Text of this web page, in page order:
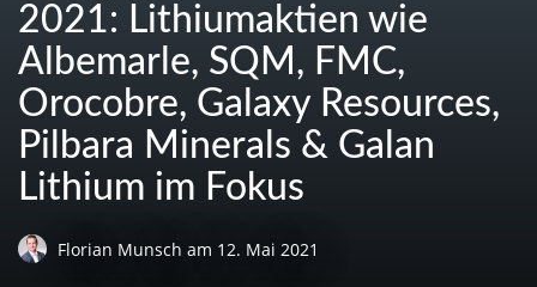
2021: Lithiumaktien wie
Albemarle, SQM, FMC,
Orocobre, Galaxy Resources,
Pilbara Minerals & Galan
Lithium im Fokus
Florian Munsch am 12. Mai 2021